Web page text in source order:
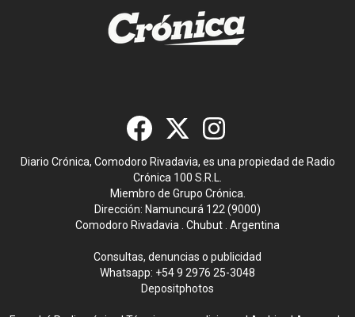
Diario Crónica, Comodoro Rivadavia, es una propiedad de Radio
Crónica 100 S.R.L.
Miembro de Grupo Crónica.
Dirección: Namuncurá 122 (9000)
Comodoro Rivadavia . Chubut . Argentina
Consultas, denuncias o publicidad
Whatsapp: +54 9 2976 25-3048
Depositphotos